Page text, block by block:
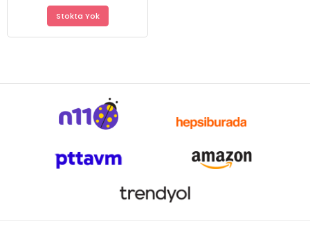
Stokta Yok